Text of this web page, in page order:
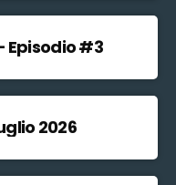
Episodio #3
2026